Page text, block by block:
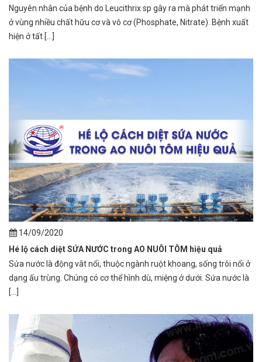
Nguyên nhân của bệnh do Leucithrix sp gây ra mà phát triển mạnh
ở vùng nhiều chất hữu cơ và vô cơ (Phosphate, Nitrate). Bệnh xuất
hiện ở tất [...]
14/09/2020
Hé lộ cách diệt SỨA NƯỚC trong AO NUÔI TÔM hiệu quả
Sứa nước là động vât nổi, thuộc ngành ruột khoang, sống trôi nổi ở
dạng ấu trùng. Chúng có cơ thể hình dù, miệng ở dưới. Sứa nước là
[...]